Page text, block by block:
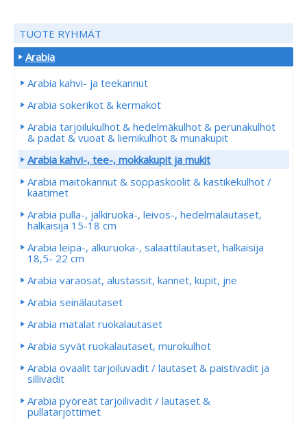
TUOTE RYHMÄT
Arabia
Arabia kahvi- ja teekannut
Arabia sokerikot & kermakot
Arabia tarjoilukulhot & hedelmäkulhot & perunakulhot
& padat & vuoat & liemikulhot & munakupit
Arabia kahvi-, tee-, mokkakupit ja mukit
Arabia maitokannut & soppaskoolit & kastikekulhot /
kaatimet
Arabia pulla-, jälkiruoka-, leivos-, hedelmälautaset,
halkaisija 15-18 cm
Arabia leipä-, alkuruoka-, salaattilautaset, halkaisija
18,5- 22 cm
Arabia varaosat, alustassit, kannet, kupit, jne
Arabia seinälautaset
Arabia matalat ruokalautaset
Arabia syvät ruokalautaset, murokulhot
Arabia ovaalit tarjoiluvadit / lautaset & paistivadit ja
sillivadit
Arabia pyöreät tarjoilivadit / lautaset &
pullatarjottimet